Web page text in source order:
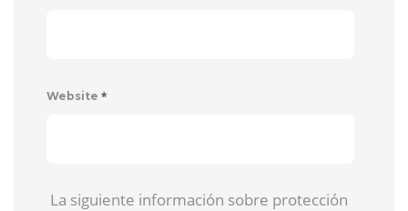
Website *
La siguiente información sobre protección